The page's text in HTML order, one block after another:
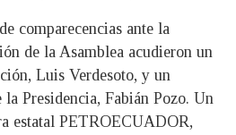
comparecencias ante la
de la Asamblea acudieron un
Luis Verdesoto, y un
Presidencia, Fabián Pozo. Un
estatal PETROECUADOR,